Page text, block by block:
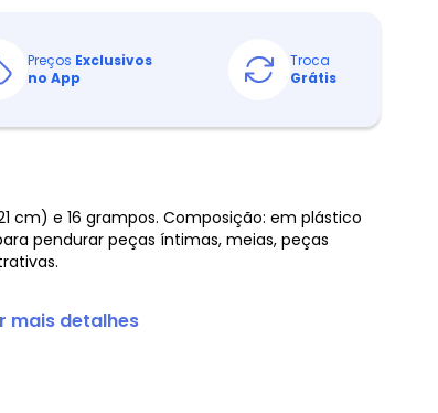
Preços Exclusivos
no App
Troca
Grátis
cm) e 16 grampos. Composição: em plástico
pendurar peças íntimas, meias, peças
mais detalhes